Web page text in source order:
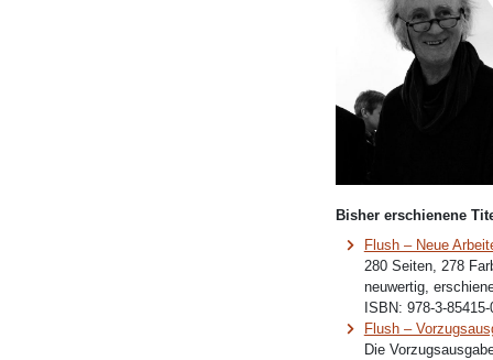
Bisher erschienene
Flush – Neue
280 Seiten, 278
neuwertig,
ISBN: 978-3-85415-
Flush –
Die